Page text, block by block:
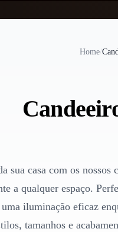
Home/
sua casa com os
a qualquer espaço.
iluminação eficaz
tamanhos e